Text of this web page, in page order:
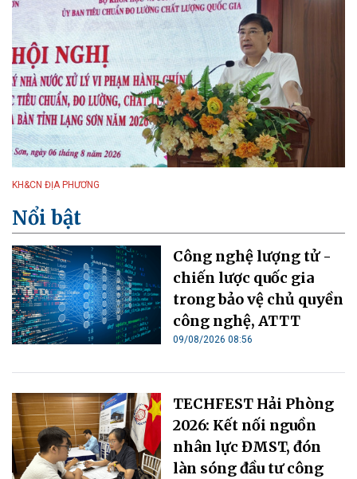
KH&CN ĐỊA PHƯƠNG
Nổi bật
Công nghệ lượng tử -
chiến lược quốc gia
trong bảo vệ chủ quyền
công nghệ, ATTT
09/08/2026 08:56
TECHFEST Hải Phòng
2026: Kết nối nguồn
nhân lực ĐMST, đón
làn sóng đầu tư công